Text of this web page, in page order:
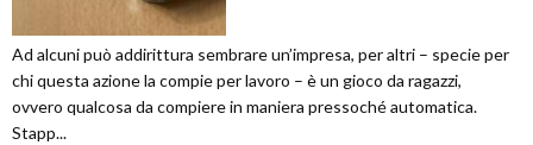
Ad alcuni può addirittura sembrare un’impresa, per altri – specie per
chi questa azione la compie per lavoro – è un gioco da ragazzi,
ovvero qualcosa da compiere in maniera pressoché automatica.
Stapp...